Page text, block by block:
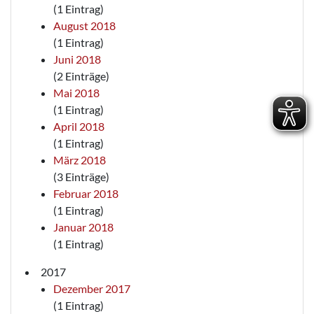
(1 Eintrag)
August 2018
(1 Eintrag)
Juni 2018
(2 Einträge)
Mai 2018
(1 Eintrag)
April 2018
(1 Eintrag)
März 2018
(3 Einträge)
Februar 2018
(1 Eintrag)
Januar 2018
(1 Eintrag)
2017
Dezember 2017
(1 Eintrag)